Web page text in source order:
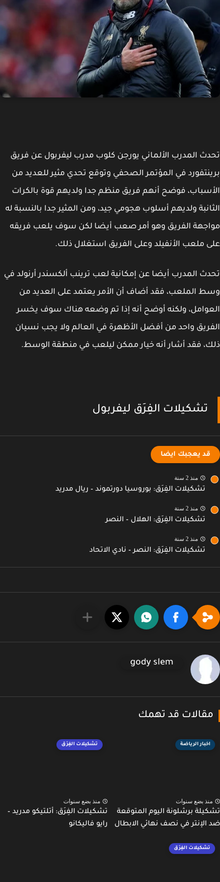
المدرب الألماني يورجن كلوب مدرب ليفربول عن فريق
في المؤتمر الصحفي وتوقع تحدي مثير للعديد من
فوضح أنهم فريق منظم جدا ولديهم قوة بالكرات
ولديهم أسلوب هجومي جيد، ومن المثير جدا بالنسبة له
الفريق وهو أمر صعب أيضا لكن سوف يلعب فريقه
ملعب الأنفيلد وعلى الفريق استغلال ذلك.
المدرب أيضا عن إمكانية لعب ترينب ألكسندر أرنولد في
الملعب، فقد أضاف أن الأمر يعتمد على العديد من
ولكنه أوضح أنه إذا تم وضعه هناك سوف يخسر
واحد من أفضل الأظهرة في العالم ولا يجب نسيان
فقد أشار أنه خيار ممكن ليلعب في منطقة الوسط.
تشكيلات الفِرَق ليفربول
قد يعجبك ايضا
منذ 2 سنة
تشكيلات الفِرَق: بوروسيا دورتموند – ريال مدريد
منذ 2 سنة
تشكيلات الفِرَق: الهلال – النصر
منذ 2 سنة
تشكيلات الفِرَق: النصر – نادي الاتحاد
gody slem
قد تهمك
اخبار الرياضة
بضع سنوات
برشلونة اليوم المتوقعة
في نصف نهائي الابطال
تشكيلات الفِرَق
منذ بضع سنوات
تشكيلات الفِرَق: أتلتيكو مدريد –
رايو فاليكانو
تشكيلات الفِرَق